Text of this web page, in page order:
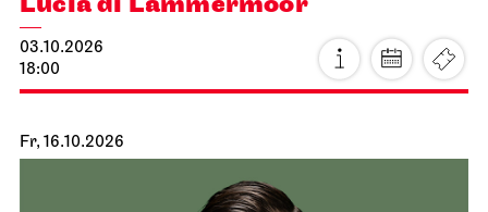
03.10.2026
18:00
Fr, 16.10.2026